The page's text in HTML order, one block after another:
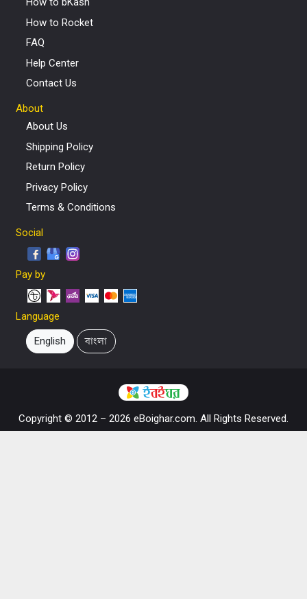
How to Rocket
FAQ
Help Center
Contact Us
About
About Us
Shipping Policy
Return Policy
Privacy Policy
Terms & Conditions
Social
Pay by
Language
English বাংলা
Copyright © 2012 – 2026 eBoighar.com. All Rights Reserved.